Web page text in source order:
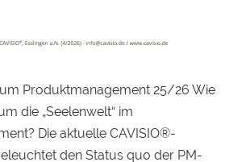
Produktmanagement 25/26 Wie
die „Seelenwelt“ im
Die aktuelle CAVISIO®-
den Status quo der PM-